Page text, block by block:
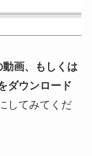
動画、もしくは
ダウンロード
してみてくだ